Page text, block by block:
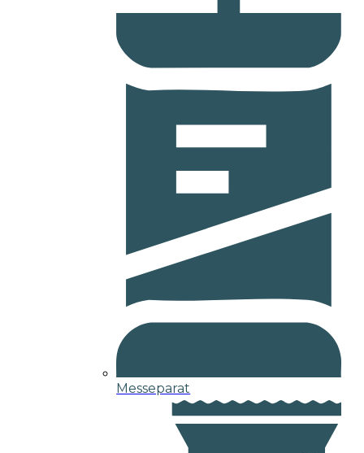
Messeparat